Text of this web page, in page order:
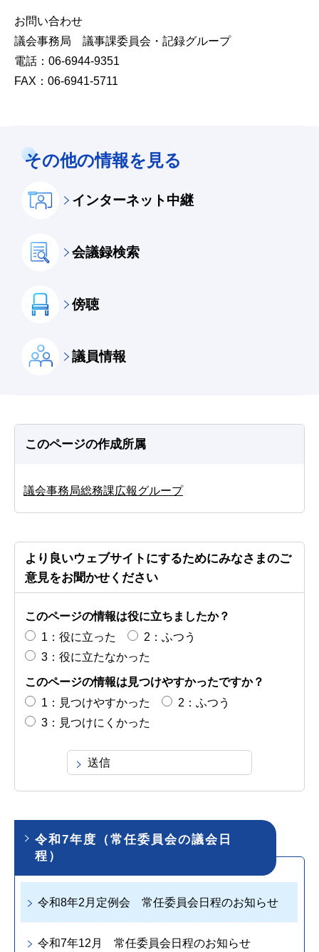
お問い合わせ
議会事務局 議事課委員会・記録グループ
電話：06-6944-9351
FAX：06-6941-5711
その他の情報を見る
インターネット中継
会議録検索
傍聴
議員情報
このページの作成所属
議会事務局総務課広報グループ
より良いウェブサイトにするためにみなさまのご
意見をお聞かせください
このページの情報は役に立ちましたか？
1：役に立った
2：ふつう
3：役に立たなかった
このページの情報は見つけやすかったですか？
1：見つけやすかった
2：ふつう
3：見つけにくかった
令和7年度（常任委員会の議会日
程）
令和8年2月定例会 常任委員会日程のお知らせ
令和7年12月 常任委員会日程のお知らせ